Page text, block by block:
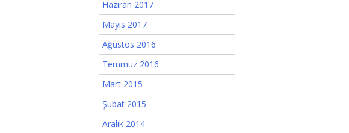
Haziran 2017
Mayıs 2017
Ağustos 2016
Temmuz 2016
Mart 2015
Şubat 2015
Aralık 2014